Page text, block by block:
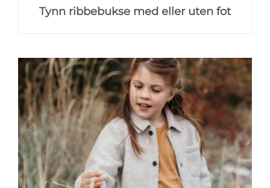
Tynn ribbebukse med eller uten fot